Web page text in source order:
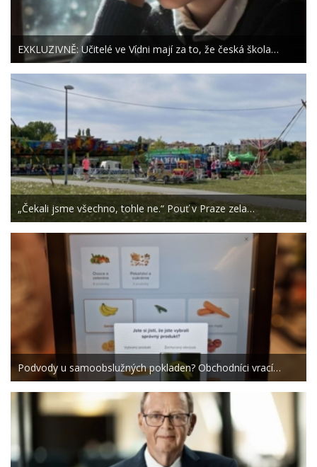
EXKLUZIVNĚ: Učitelé ve Vídni mají za to, že česká škola…
„Čekali jsme všechno, tohle ne.“ Pouť v Praze zela…
Podvody u samoobslužných pokladen? Obchodníci vrací…